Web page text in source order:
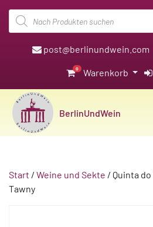
Products
search
post@berlinundwein.com
0 Warenkorb
BerlinUndWein
Start / Weine und Sekte / Quinta
Tawny